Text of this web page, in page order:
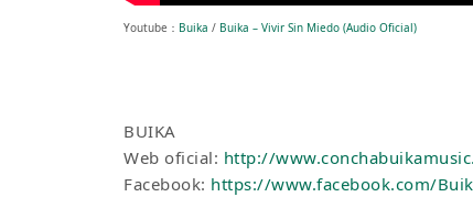
Youtube： Buika / Buika – Vivir Sin Miedo (Audio Oficial)
BUIKA
Web oficial: http://
Facebook: https://www.facebook.com/